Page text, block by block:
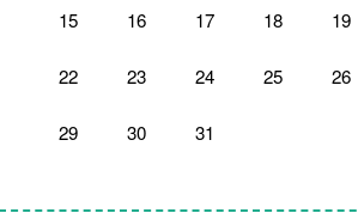
15 16 17 18 19
22 23 24 25 26
29 30 31